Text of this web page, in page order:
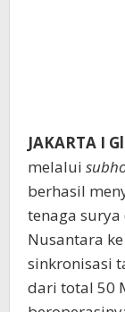
JAKARTA I
melalui
berhasil
tenaga surya
Nusantara
sinkronisasi
dari total 50